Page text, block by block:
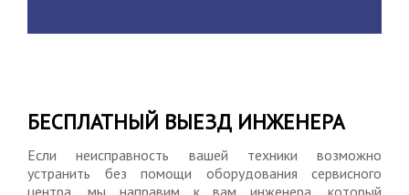
БЕСПЛАТНЫЙ ВЫЕЗД ИНЖЕНЕРА
Если неисправность вашей техники возможно
устранить без помощи оборудования сервисного
центра, мы направим к вам инженера, который